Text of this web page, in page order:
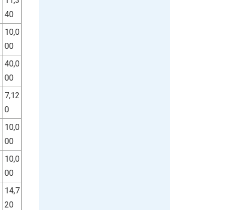
40
10,0
00
40,0
00
7,12
0
10,0
00
10,0
00
14,7
20